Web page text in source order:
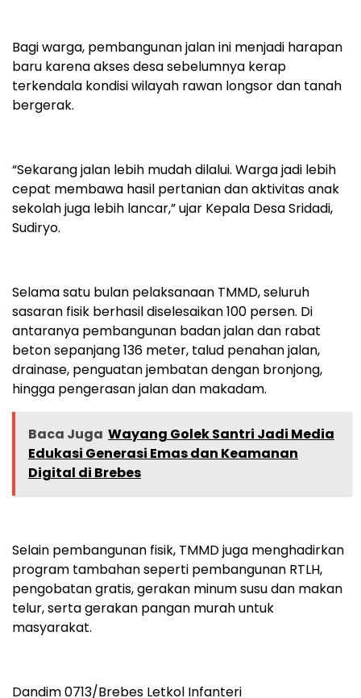
Bagi warga, pembangunan jalan ini menjadi harapan
baru karena akses desa sebelumnya kerap
terkendala kondisi wilayah rawan longsor dan tanah
bergerak.
“Sekarang jalan lebih mudah dilalui. Warga jadi lebih
cepat membawa hasil pertanian dan aktivitas anak
sekolah juga lebih lancar,” ujar Kepala Desa Sridadi,
Sudiryo.
Selama satu bulan pelaksanaan TMMD, seluruh
sasaran fisik berhasil diselesaikan 100 persen. Di
antaranya pembangunan badan jalan dan rabat
beton sepanjang 136 meter, talud penahan jalan,
drainase, penguatan jembatan dengan bronjong,
hingga pengerasan jalan dan makadam.
Baca Juga Wayang Golek Santri Jadi Media
Edukasi Generasi Emas dan Keamanan
Digital di Brebes
Selain pembangunan fisik, TMMD juga menghadirkan
program tambahan seperti pembangunan RTLH,
pengobatan gratis, gerakan minum susu dan makan
telur, serta gerakan pangan murah untuk
masyarakat.
Dandim 0713/Brebes Letkol Infanteri